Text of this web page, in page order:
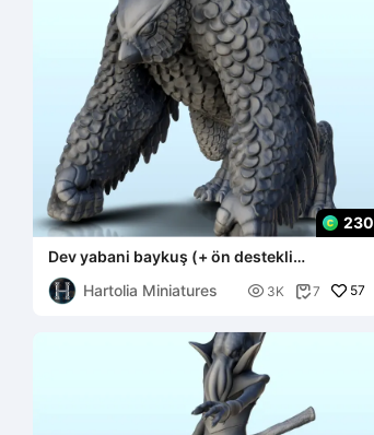
230
Dev yabani baykuş (+ ön destekli
versiyon) (9) - minyatür wa
Hartolia Miniatures
 3K 7 57